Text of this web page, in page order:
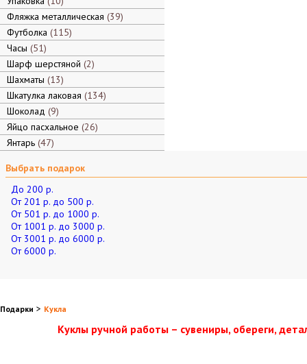
Фляжка металлическая 39
Футболка 115
Часы 51
Шарф шерстяной 2
Шахматы 13
Шкатулка лаковая 134
Шоколад 9
Яйцо пасхальное 26
Янтарь 47
Выбрать подарок
До 200 р.
От 201 р. до 500 р.
От 501 р. до 1000 р.
От 1001 р. до 3000 р.
От 3001 р. до 6000 р.
От 6000 р.
Подарки > Кукла
Куклы ручной работы – сувениры, обереги,